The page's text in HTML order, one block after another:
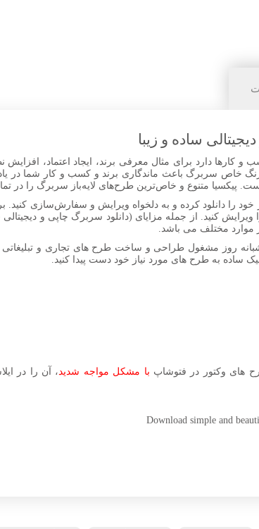
ساده و زیبا
دارد برای مثال معرفی برند، ایجاد اعتماد، افزایش
خاص سربرگ باعث ماندگاری برند و کسب و کار شما در یاد
پیکسیا متنوع و خاص‌ترین طرح‌های لایه‌باز سربرگ را در
را دانلود کرده و به دلخواه ویرایش و سفارش‌سازی کنید.
کنید. از جمله مزایای (دانلود سربرگ چاپی و
موارد مختلف می باشد.
روز مشغول طراحی و ساخت طرح های تجاری و تبلیغاتی
ساده به طرح های مورد نیاز خود دست پیدا کنید.
های وکتور در فتوشاپ با مشکل مواجه شدید، آن را در
Download simple and